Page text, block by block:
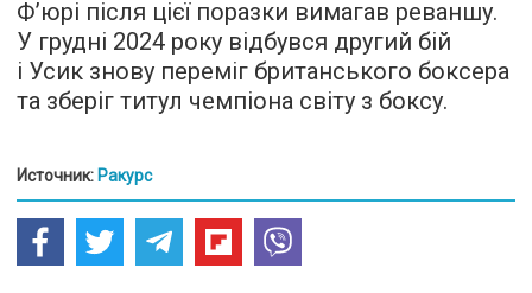
Фʼюрі після цієї поразки вимагав реваншу.
У грудні 2024 року відбувся другий бій
і Усик знову переміг британського боксера
та зберіг титул чемпіона світу з боксу.
Источник: Ракурс